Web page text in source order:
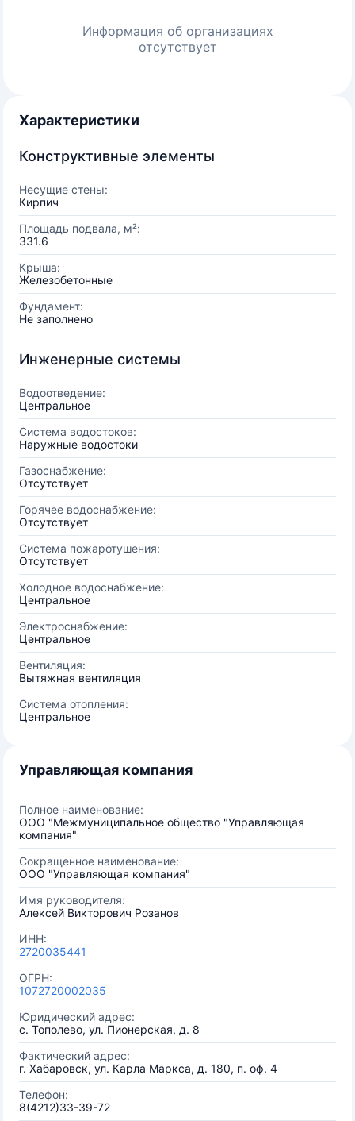
Информация об организациях
отсутствует
Характеристики
Конструктивные элементы
Несущие стены:
Кирпич
Площадь подвала, м²:
331.6
Крыша:
Железобетонные
Фундамент:
Не заполнено
Инженерные системы
Водоотведение:
Центральное
Система водостоков:
Наружные водостоки
Газоснабжение:
Отсутствует
Горячее водоснабжение:
Отсутствует
Система пожаротушения:
Отсутствует
Холодное водоснабжение:
Центральное
Электроснабжение:
Центральное
Вентиляция:
Вытяжная вентиляция
Система отопления:
Центральное
Управляющая компания
Полное наименование:
ООО "Межмуниципальное общество "Управляющая
компания"
Сокращенное наименование:
ООО "Управляющая компания"
Имя руководителя:
Алексей Викторович Розанов
ИНН:
2720035441
ОГРН:
1072720002035
Юридический адрес:
с. Тополево, ул. Пионерская, д. 8
Фактический адрес:
г. Хабаровск, ул. Карла Маркса, д. 180, п. оф. 4
Телефон:
8(4212)33-39-72